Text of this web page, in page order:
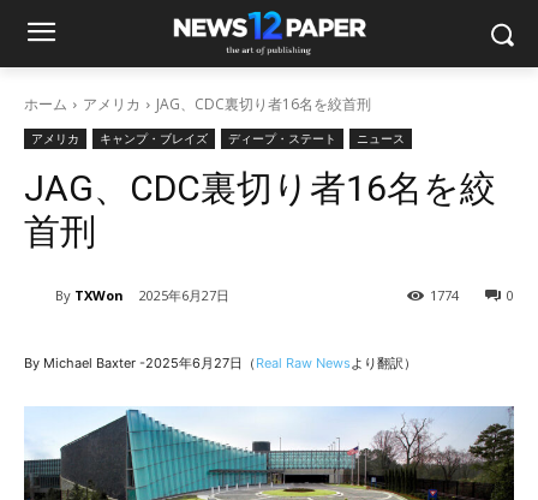
ホーム アメリカ JAG、CDC裏切り者16名を絞首刑
アメリカ キャンプ・ブレイズ ディープ・ステート ニュース
JAG、CDC裏切り者16名を絞
首刑
By TXWon 2025年6月27日 0
1774
By Michael Baxter -2025年6月27日（ Real Raw Newsより翻訳）